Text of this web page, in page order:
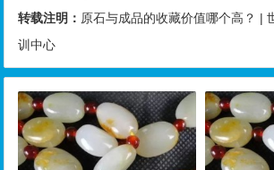
转载注明： 原石与成品的收藏价值哪个高？ |
训中心